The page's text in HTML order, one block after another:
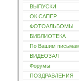
ВЫПУСКИ
ОК САПЕР
ФОТОАЛЬБОМЫ
БИБЛИОТЕКА
По Вашим письмам
ВИДЕОЗАЛ
Форумы
ПОЗДРАВЛЕНИЯ